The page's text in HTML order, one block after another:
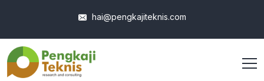
hai@pengkajiteknis.com